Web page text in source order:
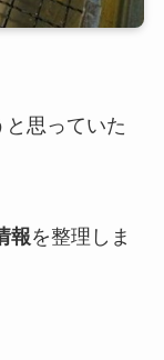
と思っていた
報を整理しま